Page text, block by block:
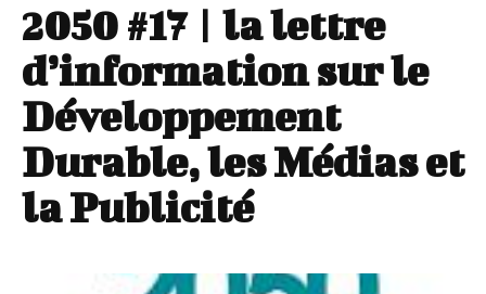
2050 #17 | la lettre
d’information sur le
Développement
Durable, les Médias et
la Publicité